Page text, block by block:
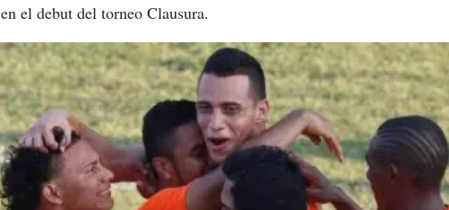
el debut del torneo Clausura.